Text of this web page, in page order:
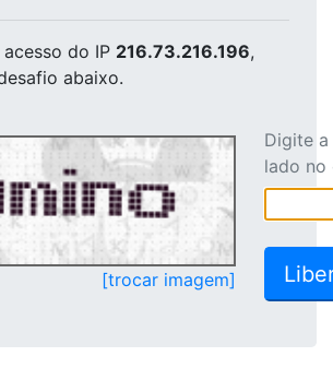
do IP 216.73.216.196,
abaixo.
[trocar imagem]
Digite
lado no